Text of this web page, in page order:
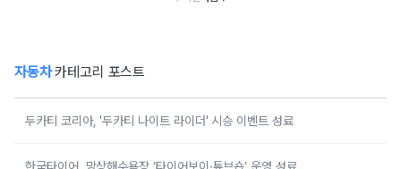
자동차카테고리 포스트
두카티 코리아, '두카티 나이트 라이더' 시승 이벤트 성료
한국타이어, 망상해수욕장 ‘타이어보이·튜브숍’ 운영 성료